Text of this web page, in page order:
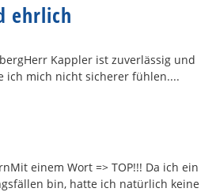
ehrlich
Kappler ist zuverlässig und
ich mich nicht sicherer fühlen....
einem Wort => TOP!!! Da ich ein
bin, hatte ich natürlich keine